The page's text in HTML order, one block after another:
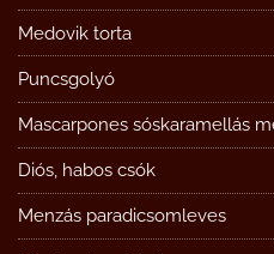
Medovik torta
Puncsgolyó
Mascarpones sóskaramellás
Diós, habos csók
Menzás paradicsomleves